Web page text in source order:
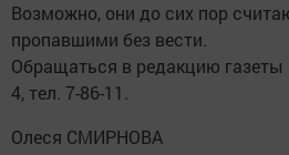
Возможно, они до сих пор
пропавшими без вести.
Обращаться в редакцию газеты
4, тел. 7-86-11.
Олеся СМИРНОВА